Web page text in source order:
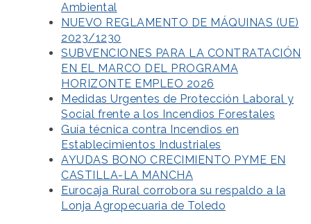
Ambiental
NUEVO REGLAMENTO DE MÁQUINAS (UE)
2023/1230
SUBVENCIONES PARA LA CONTRATACIÓN
EN EL MARCO DEL PROGRAMA
HORIZONTE EMPLEO 2026
Medidas Urgentes de Protección Laboral y
Social frente a los Incendios Forestales
Guía técnica contra Incendios en
Establecimientos Industriales
AYUDAS BONO CRECIMIENTO PYME EN
CASTILLA-LA MANCHA
Eurocaja Rural corrobora su respaldo a la
Lonja Agropecuaria de Toledo